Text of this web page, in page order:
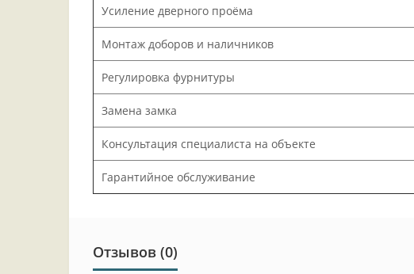
Усиление дверного проёма
Монтаж доборов и наличников
Регулировка фурнитуры
Замена замка
Консультация специалиста на объекте
Гарантийное обслуживание
Отзывов (0)